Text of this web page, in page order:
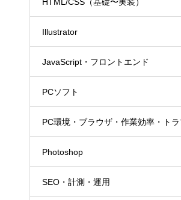
Illustrator
JavaScript・フロントエンド
PCソフト
PC環境・ブラウザ・作業効率・ト
Photoshop
SEO・計測・運用